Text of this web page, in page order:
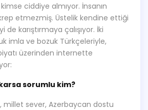
kimse ciddiye almıyor. İnsanın
etmezmiş. Üstelik kendine ettiği
de karıştırmaya çalışıyor. İki
imla ve bozuk Türkçeleriyle,
üzerinden internette
sorumlu kim?
millet sever, Azerbaycan dostu